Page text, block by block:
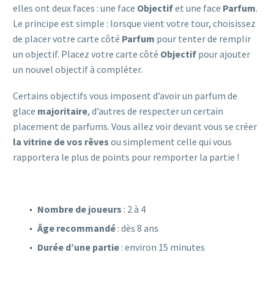
elles ont deux faces : une face Objectifet une face Parfum.
Le principe est simple : lorsque vient votre tour, choisissez
de placer votre carte côté Parfum pour tenter de remplir
un objectif. Placez votre carte côté Objectif pour ajouter
un nouvel objectif à compléter.
Certains objectifs vous imposent d’avoir un parfum de
glace majoritaire, d’autres de respecter un certain
placement de parfums. Vous allez voir devant vous se créer
la vitrine de vos rêves ou simplement celle qui vous
rapportera le plus de points pour remporter la partie !
Nombre de joueurs : 2 à 4
Âge recommandé : dès 8 ans
Durée d’une partie : environ 15 minutes